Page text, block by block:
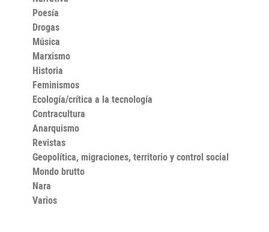
Poesía
Drogas
Música
Marxismo
Historia
Feminismos
Ecología/crítica a la tecnología
Contracultura
Anarquismo
Revistas
Geopolítica, migraciones, territorio y control social
Mondo brutto
Nara
Varios